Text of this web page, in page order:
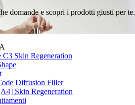
domande e scopri i prodotti giusti per te.
C3 Skin Regeneration
Diffusion Filler
Skin Regeneration